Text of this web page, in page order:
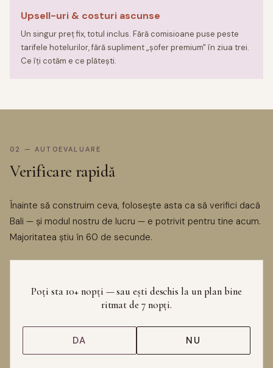
Upsell-uri & costuri ascunse
Un singur preț fix, totul inclus. Fără comisioane puse peste
tarifele hotelurilor, fără supliment „șofer premium" în ziua trei.
Ce îți cotăm e ce plătești.
02 — AUTOEVALUARE
Verificare rapidă
Înainte să construim ceva, folosește asta ca să verifici dacă
Bali — și modul nostru de lucru — e potrivit pentru tine acum.
Majoritatea știu în 60 de secunde.
Poți sta 10+ nopți — sau ești deschis la un plan bine
ritmat de 7 nopți.
DA NU